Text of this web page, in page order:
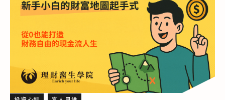
海外房地產似乎成了新興投資話題。但作為一位理財教練，
「老師，海外房產真的有賺頭嗎？還是風險很高會踩雷？」
這篇文章，我就從理性角度出發，帶你一探海外房地產的機
會、風險，以及新手在考慮進場前該掌握的3大核心觀念。